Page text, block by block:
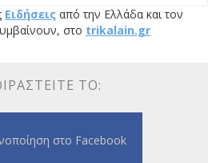
Ειδήσεις από την Ελλάδα και τον
στο trikalain.gr
ΤΟ:
στο Facebook